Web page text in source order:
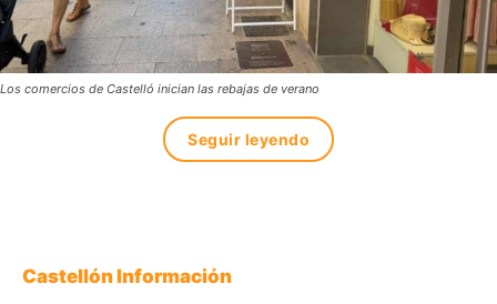
Los comercios de Castelló inician las rebajas de verano
Seguir leyendo
Castellón Información